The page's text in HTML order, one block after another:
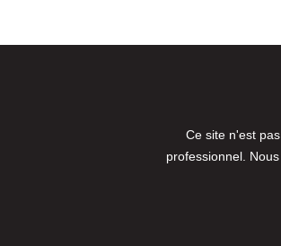
Ce site n'est
professionnel.